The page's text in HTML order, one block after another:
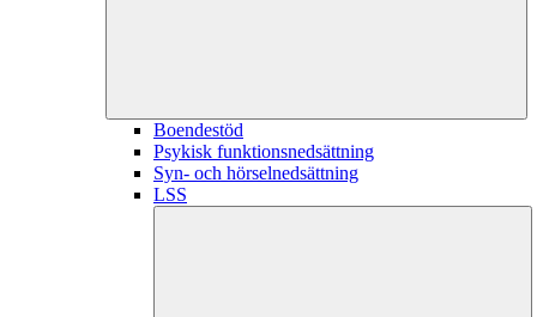
Boendestöd
Psykisk funktionsnedsättning
Syn- och hörselnedsättning
LSS